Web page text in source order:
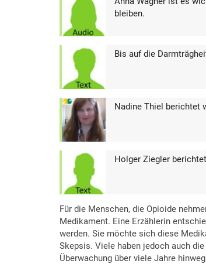
bleiben.
Bis auf die
Nadine Thiel berichtet
Holger Ziegler
Für die Menschen, die Opioide
Medikament. Eine Erzählerin
werden. Sie möchte sich diese
Skepsis. Viele haben jedoch auch
Überwachung über viele Jahre